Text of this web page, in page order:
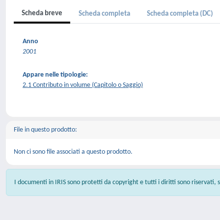
Scheda breve Scheda completa Scheda completa (DC)
Anno
2001
Appare nelle tipologie:
2.1 Contributo in volume (Capitolo o Saggio)
File in questo prodotto:
Non ci sono file associati a questo prodotto.
I documenti in IRIS sono protetti da copyright e tutti i diritti sono riservati,